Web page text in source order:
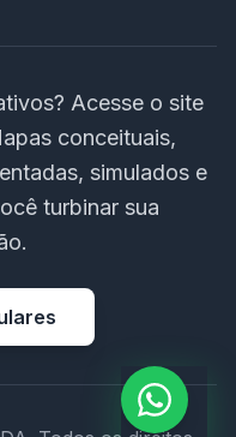
Acesse o site
conceituais,
simulados e
turbinar sua